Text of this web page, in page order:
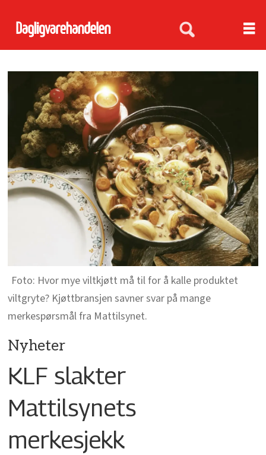
Hvor mye viltkjøtt må til for å kalle produktet
viltgryte? Kjøttbransjen savner svar på mange
merkespørsmål fra Mattilsynet.
Nyheter
KLF slakter
Mattilsynets
merkesjekk